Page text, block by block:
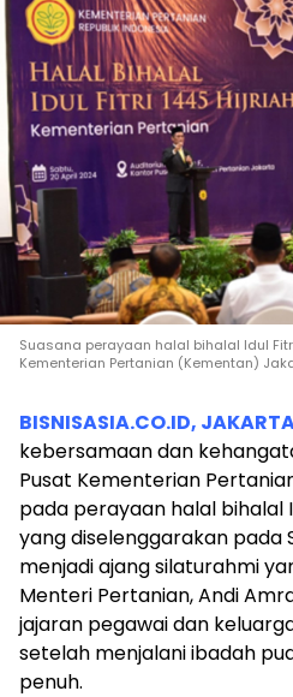
Suasana perayaan halal bihalal Idul
Kementerian Pertanian (Kementan)
BISNISASIA.CO.ID,
kebersamaan dan
Pusat Kementerian
pada perayaan halal bihalal
yang diselenggarakan pada
menjadi ajang silaturahmi
Menteri Pertanian, Andi
jajaran pegawai dan
setelah menjalani ibadah
penuh.